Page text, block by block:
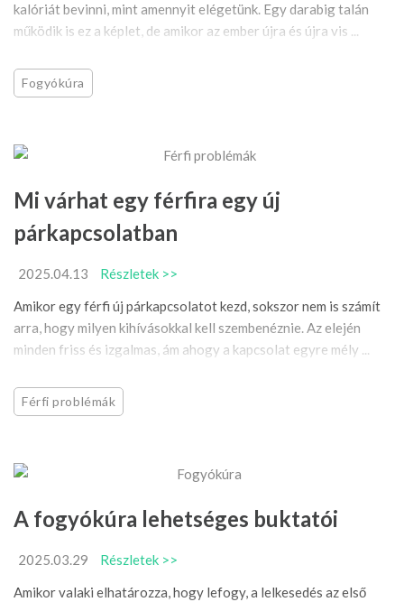
kalóriát bevinni, mint amennyit elégetünk. Egy darabig talán
működik is ez a képlet, de amikor az ember újra és újra vis ...
Fogyókúra
Mi várhat egy férfira egy új
párkapcsolatban
2025.04.13
Részletek >>
Amikor egy férfi új párkapcsolatot kezd, sokszor nem is számít
arra, hogy milyen kihívásokkal kell szembenéznie. Az elején
minden friss és izgalmas, ám ahogy a kapcsolat egyre mély ...
Férfi problémák
A fogyókúra lehetséges buktatói
2025.03.29
Részletek >>
Amikor valaki elhatározza, hogy lefogy, a lelkesedés az első